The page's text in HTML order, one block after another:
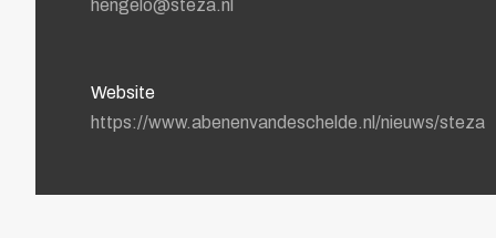
hengelo@steza.nl
Website
https://www.abenenvandeschelde.nl/nieuws/steza